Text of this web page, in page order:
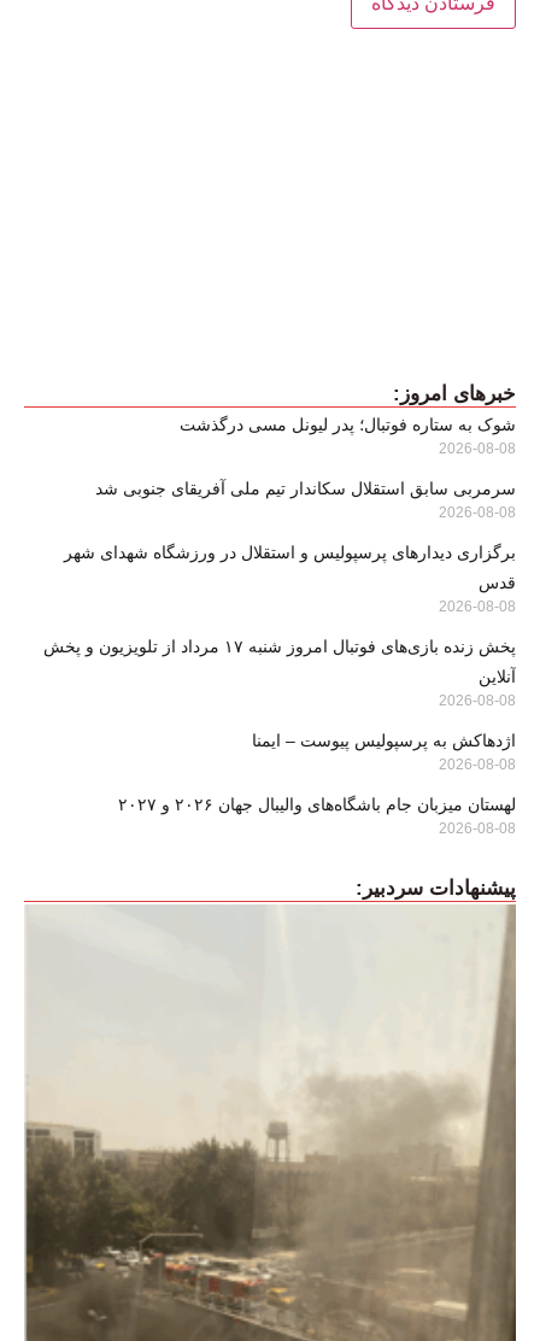
خبرهای امروز:
شوک به ستاره فوتبال؛ پدر لیونل مسی درگذشت
2026-08-08
سرمربی سابق استقلال سکاندار تیم ملی آفریقای جنوبی شد
2026-08-08
برگزاری دیدارهای پرسپولیس و استقلال در ورزشگاه شهدای شهر
قدس
2026-08-08
پخش زنده بازی‌های فوتبال امروز شنبه ۱۷ مرداد از تلویزیون و پخش
آنلاین
2026-08-08
اژدهاکش به پرسپولیس پیوست – ایمنا
2026-08-08
لهستان میزبان جام باشگاه‌های والیبال جهان ۲۰۲۶ و ۲۰۲۷
2026-08-08
پیشنهادات سردبیر: